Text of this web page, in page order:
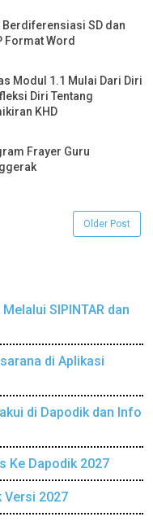
Berdiferensiasi SD dan
Format Word
Modul 1.1 Mulai Dari Diri
Diri Tentang
KHD
Frayer Guru
Older Post
SIPINTAR dan
di Aplikasi
di Dapodik dan Info
Ke Dapodik 2027
Versi 2027